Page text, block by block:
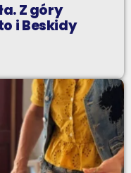
Z góry
i Beskidy